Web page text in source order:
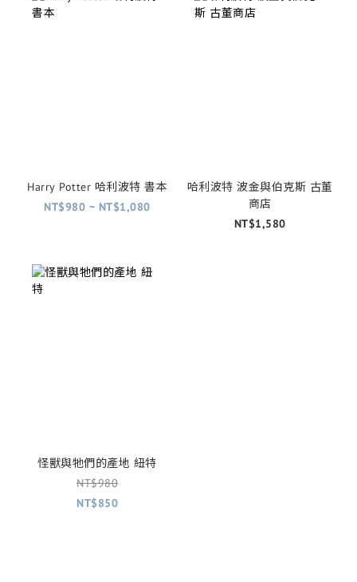
Harry Potter 哈利波特 書本
NT$980 ~ NT$1,080
哈利波特 波金與伯克斯 古董
商店
NT$1,580
怪獸與牠們的產地 紐特
NT$980
NT$850